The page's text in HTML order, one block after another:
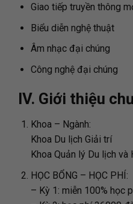
Giao tiếp truyền thông
Biểu diễn nghệ thuật
Âm nhạc đại chúng
Công nghệ đại chúng
IV. Giới thiệu
Khoa – Ngành:
Khoa Du lịch Giải trí
Khoa Quản lý Du lịch và
HỌC BỔNG – HỌC PHÍ:
– Kỳ 1: miễn 100% học